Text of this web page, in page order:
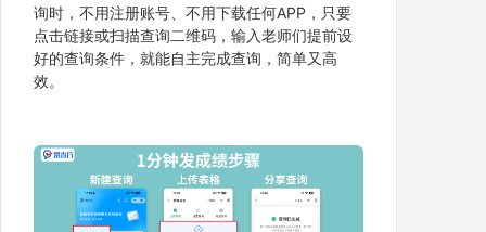
询时，不用注册账号、不用下载任何APP，只要
点击链接或扫描查询二维码，输入老师们提前设
好的查询条件，就能自主完成查询，简单又高
效。